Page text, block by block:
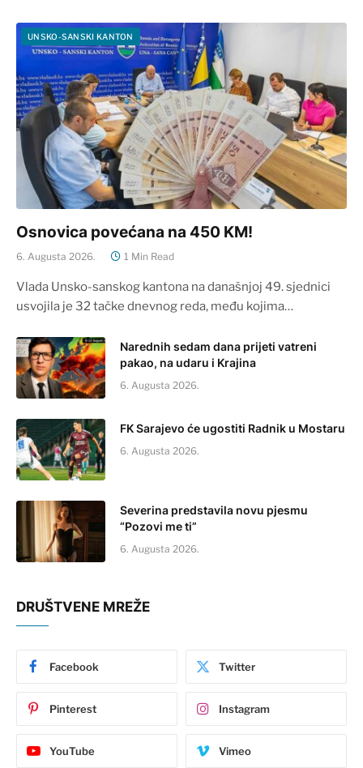
UNSKO-SANSKI KANTON
Osnovica povećana na 450 KM!
6. Augusta 2026. 1 Min Read
Vlada Unsko-sanskog kantona na današnjoj 49. sjednici
usvojila je 32 tačke dnevnog reda, među kojima…
Narednih sedam dana prijeti vatreni
pakao, na udaru i Krajina
6. Augusta 2026.
FK Sarajevo će ugostiti Radnik u Mostaru
6. Augusta 2026.
Severina predstavila novu pjesmu
“Pozovi me ti”
6. Augusta 2026.
DRUŠTVENE MREŽE
Facebook Twitter
Pinterest Instagram
YouTube Vimeo